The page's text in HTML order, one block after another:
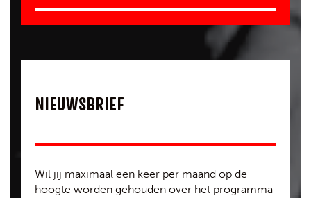
NIEUWSBRIEF
Wil jij maximaal een keer per maand op de
hoogte worden gehouden over het programma